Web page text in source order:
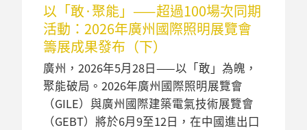
以「敢·聚能」——超過100場次同期
活動：2026年廣州國際照明展覽會
籌展成果發布（下）
廣州，2026年5月28日——以「敢」為魄，
聚能破局。2026年廣州國際照明展覽會
（GILE）與廣州國際建築電氣技術展覽會
（GEBT）將於6月9至12日，在中國進出口